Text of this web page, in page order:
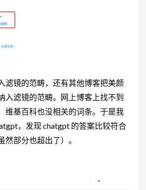
滤镜的范畴，还有其他博客把美颜
入滤镜的范畴。网上博客上找不到
维基百科也没相关的词条。于是我
，发现 chatgpt 的答案比较符合
然部分也超出了）。